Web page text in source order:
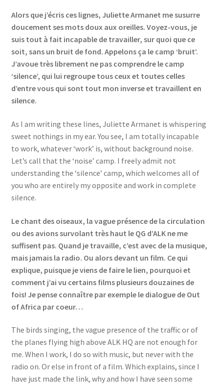
Alors que j’écris ces lignes, Juliette Armanet me susurre
doucement ses mots doux aux oreilles. Voyez-vous, je
suis tout à fait incapable de travailler, sur quoi que ce
soit, sans un bruit de fond. Appelons ça le camp ‘bruit’.
J’avoue très librement ne pas comprendre le camp
‘silence’, qui lui regroupe tous ceux et toutes celles
d’entre vous qui sont tout mon inverse et travaillent en
silence.
As I am writing these lines, Juliette Armanet is whispering
sweet nothings in my ear. You see, I am totally incapable
to work, whatever ‘work’ is, without background noise.
Let’s call that the ‘noise’ camp. I freely admit not
understanding the ‘silence’ camp, which welcomes all of
you who are entirely my opposite and work in complete
silence.
Le chant des oiseaux, la vague présence de la circulation
ou des avions survolant très haut le QG d’ALK ne me
suffisent pas. Quand je travaille, c’est avec de la musique,
mais jamais la radio. Ou alors devant un film. Ce qui
explique, puisque je viens de faire le lien, pourquoi et
comment j’ai vu certains films plusieurs douzaines de
fois! Je pense connaître par exemple le dialogue de Out
of Africa par coeur…
The birds singing, the vague presence of the traffic or of
the planes flying high above ALK HQ are not enough for
me. When I work, I do so with music, but never with the
radio on. Or else in front of a film. Which explains, since I
have just made the link, why and how I have seen some